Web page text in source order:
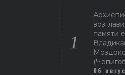
памяти
06